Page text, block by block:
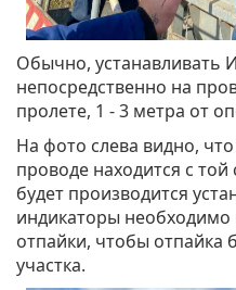
Обычно, устанавливать
непосредственно на
пролете, 1 - 3 метра от
На фото слева видно,
проводе находится с
будет производится
индикаторы
отпайки, чтобы отпайка
участка.